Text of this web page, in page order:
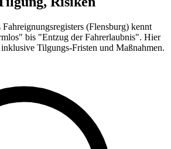
(Flensburg) kennt
bis "Entzug der Fahrerlaubnis". Hier
Tilgungs-Fristen und Maßnahmen.